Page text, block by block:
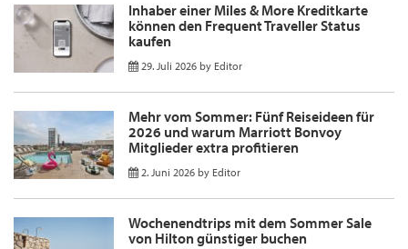
Inhaber einer Miles & More Kreditkarte
können den Frequent Traveller Status
kaufen
29. Juli 2026 by Editor
Mehr vom Sommer: Fünf Reiseideen für
2026 und warum Marriott Bonvoy
Mitglieder extra profitieren
2. Juni 2026 by Editor
Wochenendtrips mit dem Sommer Sale
von Hilton günstiger buchen